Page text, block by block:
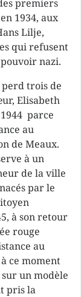
premiers
1934, aux
Lilje,
qui refusent
nazi.
trois de
Elisabeth
parce
au
de Meaux.
à un
de la ville
par le
à son retour
rouge
au
ce moment
sur un modèle
pris la